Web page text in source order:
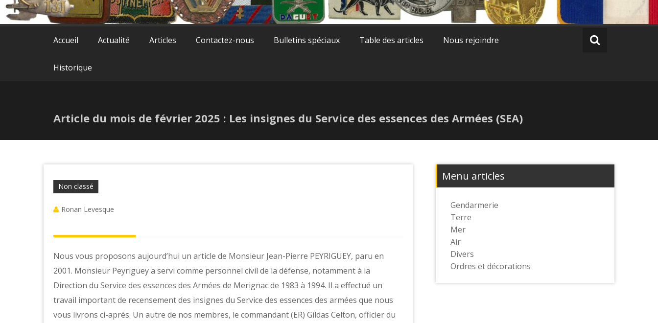
Accueil Actualité Articles Contactez-nous Bulletins spéciaux Table des articles Nous rejoindre
Historique
Article du mois de février 2025 : Les insignes du Service des essences des Armées (SEA)
Non classé
Ronan Levesque
Nous vous proposons aujourd’hui un article de Monsieur Jean-Pierre PEYRIGUEY, paru en
2001. Monsieur Peyriguey a servi comme personnel civil de la défense, notamment à la
Direction du Service des essences des Armées de Merignac de 1983 à 1994. Il a effectué un
travail important de recensement des insignes du Service des essences des armées que nous
vous livrons ci-après. Un autre de nos membres, le commandant (ER) Gildas Celton, officier du
Menu articles
Gendarmerie
Terre
Mer
Air
Divers
Ordres et décorations